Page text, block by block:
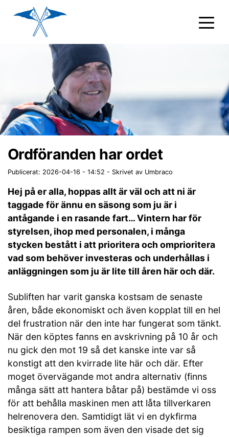
Ordföranden har ordet
Publicerat: 2026-04-16 - 14:52 - Skrivet av Umbraco
Hej på er alla, hoppas allt är väl och att ni är
taggade för ännu en säsong som ju är i
antågande i en rasande fart… Vintern har för
styrelsen, ihop med personalen, i många
stycken bestått i att prioritera och omprioritera
vad som behöver investeras och underhållas i
anläggningen som ju är lite till åren här och där.
Subliften har varit ganska kostsam de senaste
åren, både ekonomiskt och även kopplat till en hel
del frustration när den inte har fungerat som tänkt.
När den köptes fanns en avskrivning på 10 år och
nu gick den mot 19 så det kanske inte var så
konstigt att den kvirrade lite här och där. Efter
moget övervägande mot andra alternativ (finns
många sätt att hantera båtar på) bestämde vi oss
för att behålla maskinen men att låta tillverkaren
helrenovera den. Samtidigt lät vi en dykfirma
besiktiga rampen som även den visade det sig